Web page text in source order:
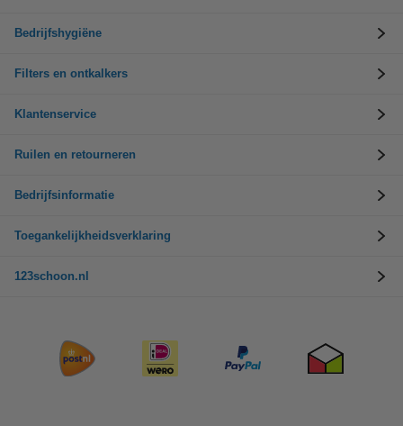
Bedrijfshygiëne
Filters en ontkalkers
Klantenservice
Ruilen en retourneren
Bedrijfsinformatie
Toegankelijkheidsverklaring
123schoon.nl